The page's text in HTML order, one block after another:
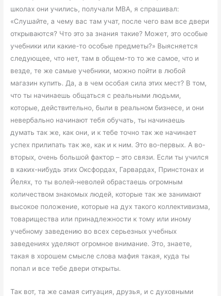
школах они учились, получали МВА, я спрашивал:
«Слушайте, а чему вас там учат, после чего вам все двери
открываются? Что это за знания такие? Может, это особые
учебники или какие-то особые предметы?» Выясняется
следующее, что нет, там в общем-то то же самое, что и
везде, те же самые учебники, можно пойти в любой
магазин купить. Да, а в чем особая сила этих мест? В том,
что ты начинаешь общаться с реальными людьми,
которые, действительно, были в реальном бизнесе, и они
невербально начинают тебя обучать, ты начинаешь
думать так же, как они, и к тебе точно так же начинает
успех прилипать так же, как и к ним. Это во-первых. А во-
вторых, очень большой фактор – это связи. Если ты учился
в каких-нибудь этих Оксфордах, Гарвардах, Принстонах и
Йелях, то ты волей-неволей обрастаешь огромным
количеством знакомых людей, которые так же занимают
высокое положение, которые на дух такого коллективизма,
товарищества или принадлежности к тому или иному
учебному заведению во всех серьезных учебных
заведениях уделяют огромное внимание. Это, знаете,
такая в хорошем смысле слова мафия такая, куда ты
попал и все тебе двери открыты.
Так вот, та же самая ситуация, друзья, и с духовными